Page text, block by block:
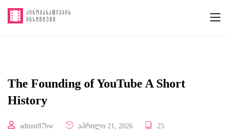
The Founding of YouTube A Short
History
admnt87bw აპრილი 21, 2026 25